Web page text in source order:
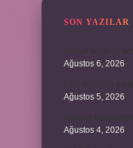
SON YAZILAR
Ağustos 6, 2026
Ağustos 5, 2026
Ağustos 4, 2026